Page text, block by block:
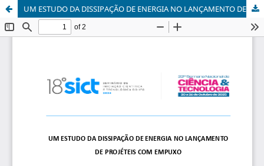
UM ESTUDO DA DISSIPAÇÃO DE ENERGIA NO LANÇAMENTO DE PROJÉTEIS COM EMPUXO